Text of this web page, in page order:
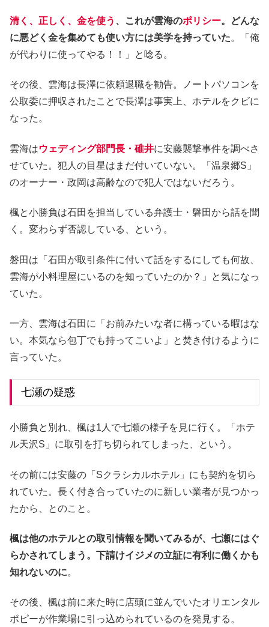
清く、正しく、金を使う 、これが雲海のポリシー。どんな
に悪どく金を集めても使い方には美学を持っていた。「俺
が代わりに使ってやる！！」と唸る。
その後、雲海は長澤に依頼退職を勧告。ノートパソコンを
公取委に押収されたことで長澤は事実上、ホテルをクビに
なった。
雲海はウェディング部門長・碓井に安藤襲撃事件を調べさ
せていた。犯人の目星はまだ付いていない。「温泉郷S」
のオーナー・政岡は高齢なので犯人ではないだろう。
楓と小勝負は石田を担当している弁護士・磐田から話を聞
く。変わらず否認している、という。
磐田は「石田が取引条件に付いて話をするにしても何故、
雲海が小料理屋にいるのを知っていたのか？」と気になっ
ていた。
一方、雲海は石田に「お前みたいな者に構っている暇はな
い。本気なら包丁でも持ってこいよ」と焚き付けるように
言っていた。
七瀬の疑惑
小勝負と別れ、楓は1人で七瀬の様子を見に行く。「ホテ
ル天沢S」に取引を打ち切られてしまった、という。
その前には安藤の「Sクラシカルホテル」にも契約を切ら
れていた。長く付き合っていたのに新しい業者が見つかっ
たから、とのこと。
楓は他のホテルとの取引情報を聞いてみるが、七瀬にはぐ
らかされてしまう。下請けイジメの立証に有利に働くかも
知れないのに。
その後、楓は前に来た時に店頭に並んでいたオリエンタル
ポピーが作業場に引っ込められているのを発見する。